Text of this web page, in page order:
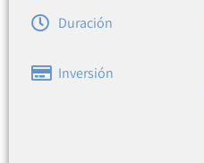
Duración
Inversión